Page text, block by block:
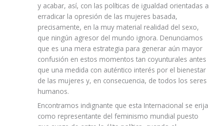
y acabar, así, con las políticas de igualdad orientadas a
erradicar la opresión de las mujeres basada,
precisamente, en la muy material realidad del sexo,
que ningún agresor del mundo ignora. Denunciamos
que es una mera estrategia para generar aún mayor
confusión en estos momentos tan coyunturales antes
que una medida con auténtico interés por el bienestar
de las mujeres y, en consecuencia, de todos los seres
humanos.
Encontramos indignante que esta Internacional se erija
como representante del feminismo mundial puesto